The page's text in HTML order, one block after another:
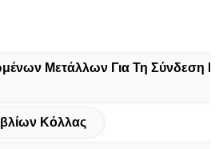
Μετάλλων Για Τη Σύνδεση
Κόλλας